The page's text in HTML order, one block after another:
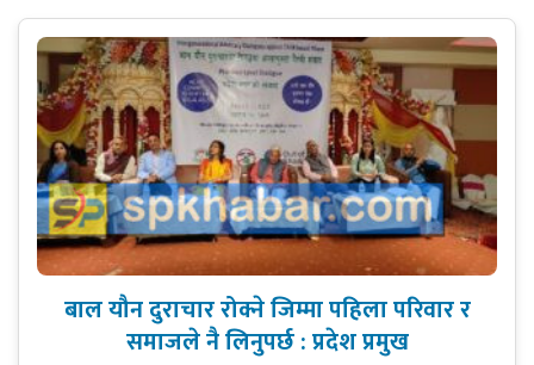
बाल यौन दुराचार रोक्ने जिम्मा पहिला परिवार र
समाजले नै लिनुपर्छ : प्रदेश प्रमुख